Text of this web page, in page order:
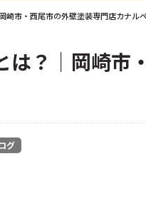
崎市・西尾市の外壁塗装専門店カナル
は？｜岡崎市
グ